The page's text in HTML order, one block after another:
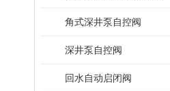
角式深井泵自控阀
深井泵自控阀
回水自动启闭阀